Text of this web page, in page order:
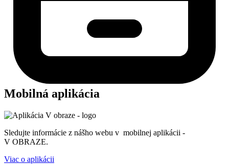
Mobilná aplikácia
Sledujte informácie z nášho webu v mobilnej aplikácii -
V OBRAZE.
Viac o aplikácii